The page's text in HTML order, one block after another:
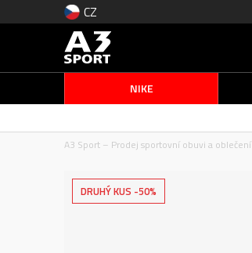
CZ
NIKE
A3 Sport – Prodej sportovní obuvi a oblečení
DRUHÝ KUS -50%